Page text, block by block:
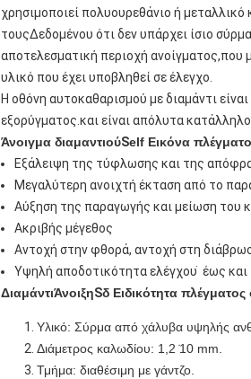
χρησιμοποιεί πολυουρεθάνιο ή
τουςΔεδομένου ότι δεν υπάρχει ίσιο
αποτελεσματική περιοχή ανοίγματος,που
υλικό που έχει υποβληθεί σε έλεγχο.
Η οθόνη αυτοκαθαρισμού με διαμάντι
εξορύγματος.και είναι απόλυτα
Άνοιγμα διαμαντιούSelf Εικόνα
Εξάλειψη της τύφλωσης και της
Μεγαλύτερη ανοιχτή έκταση από το
Αύξηση της παραγωγής και μείωση του
Ακριβής μέγεθος
Αντοχή στην φθορά, αντοχή στη
Υψηλή αποδοτικότητα ελέγχου ̇ έως
ΔιαμάντιΆνοιξηSδ Ειδικότητα
Υλικό: Σύρμα από χάλυβα υψηλής
Διάμετρος καλωδίου: 1,2 ̇10 mm.
Τμήμα: διαθέσιμη με γάντζο.